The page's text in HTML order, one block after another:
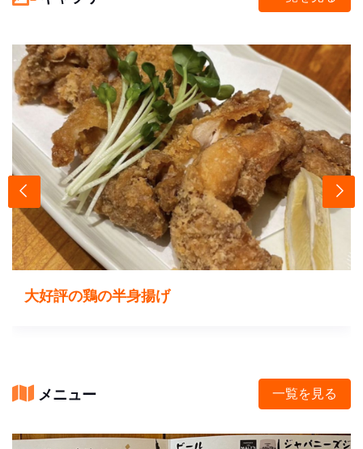
大好評の鶏の半身揚げ
メニュー 一覧を見る